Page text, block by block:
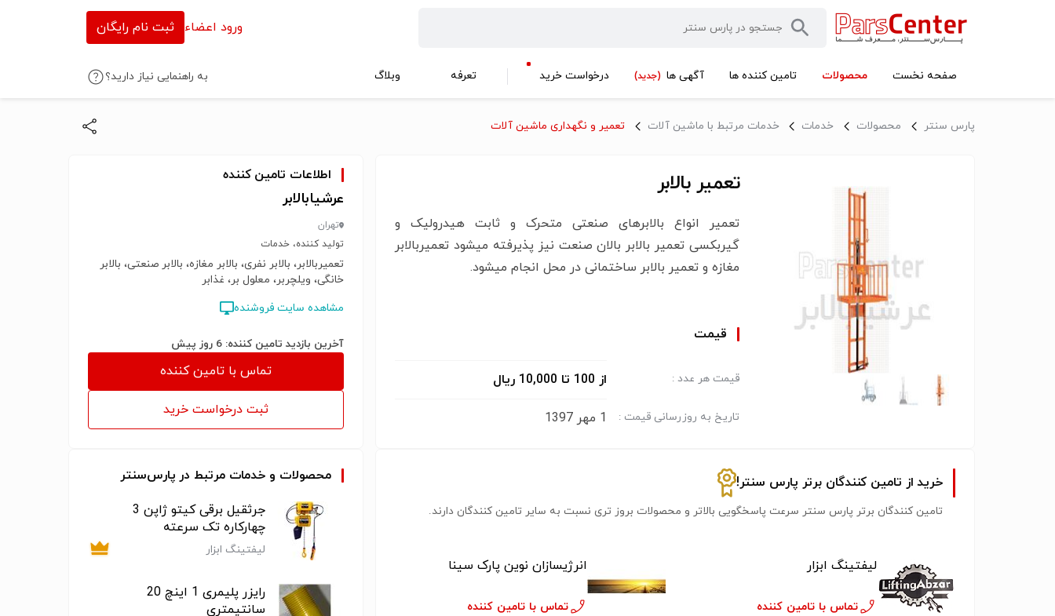
ورود اعضاء ثبت نام رایگان
صفحه نخست محصولات تامین کننده ها آگهی ها (جدید) درخواست خرید تعرفه وبلاگ به راهنمایی نیاز دارید؟
پارس سنتر محصولات خدمات خدمات مرتبط با ماشین آلات تعمیر و نگهداری ماشین آلات
تعمیر بالابر
تعمیر انواع بالابرهای صنعتی متحرک و ثابت هیدرولیک و
گیربکسی تعمیر بالابر بالان صنعت نیز پذیرفته میشود تعمیربالابر
مغازه و تعمیر بالابر ساختمانی در محل انجام میشود.
قیمت
قیمت هر عدد : از 100 تا 10,000 ریال
تاریخ به روزرسانی قیمت : 1 مهر 1397
اطلاعات تامین کننده
عرشیابالابر
تهران
تولید کننده، خدمات
تعمیربالابر، بالابر نفری، بالابر مغازه، بالابر صنعتی، بالابر
خانگی، ویلچربر، معلول بر، غذابر
مشاهده سایت فروشنده
آخرین بازدید تامین کننده: 6 روز پیش
تماس با تامین کننده
ثبت درخواست خرید
خرید از تامین کنندگان برتر پارس سنتر!
تامین کنندگان برتر پارس سنتر سرعت پاسخگویی بالاتر و محصولات بروز تری نسبت به سایر تامین کنندگان دارند.
لیفتینگ ابزار
تماس با تامین کننده
انرژیسازان نوین پارک سینا
تماس با تامین کننده
محصولات و خدمات مرتبط در پارس‌سنتر
جرثقیل برقی کیتو ژاپن 3
چهارکاره تک سرعته
لیفتینگ ابزار
رایزر پلیمری 1 اینچ 20
سانتیمتری